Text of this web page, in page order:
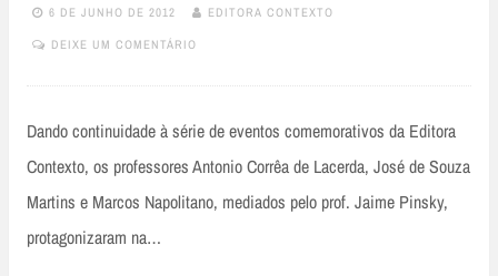
6 DE JUNHO DE 2012 EDITORA CONTEXTO
DEIXE UM COMENTÁRIO
Dando continuidade à série de eventos comemorativos da Editora
Contexto, os professores Antonio Corrêa de Lacerda, José de Souza
Martins e Marcos Napolitano, mediados pelo prof. Jaime Pinsky,
protagonizaram na…